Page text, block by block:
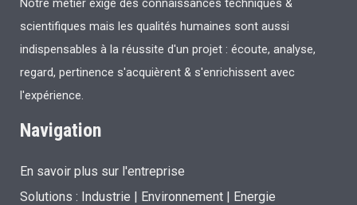
scientifiques mais les qualités humaines sont aussi
indispensables à la réussite d'un projet : écoute, analyse,
regard, pertinence s'acquièrent & s'enrichissent avec
l'expérience.
Navigation
En savoir plus sur l'entreprise
Solutions : Industrie | Environnement | Energie